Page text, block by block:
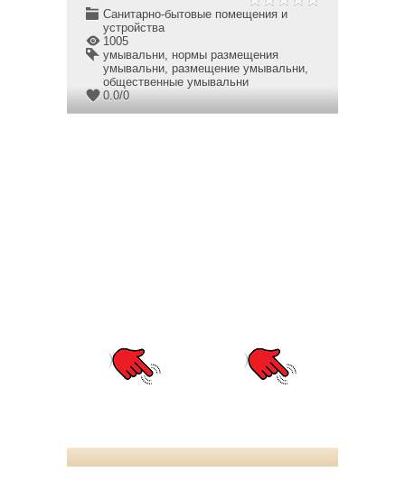
Санитарно-бытовые помещения и
устройства
1005
умывальни, нормы размещения
умывальни, размещение умывальни,
общественные умывальни
0.0/0